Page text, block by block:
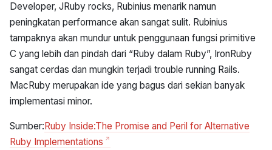
Developer, JRuby rocks, Rubinius menarik namun
peningkatan performance akan sangat sulit. Rubinius
tampaknya akan mundur untuk penggunaan fungsi primitive
C yang lebih dan pindah dari “Ruby dalam Ruby”, IronRuby
sangat cerdas dan mungkin terjadi trouble running Rails.
MacRuby merupakan ide yang bagus dari sekian banyak
implementasi minor.
Sumber:Ruby Inside:The Promise and Peril for Alternative
Ruby Implementations